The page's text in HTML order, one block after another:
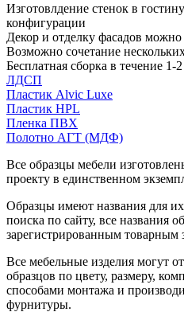
Изготовлдение стенок в
конфигурации
Декор и отделку фасадов
Возможно сочетание
Бесплатная сборка в течение 1-
ЛДСП
Пластик Alvic Luxe
Пластик HPL
Пленка ПВХ
Полотно АГТ (МДФ)
Все образцы мебели
проекту в единственном
Образцы имеют названия для
поиска по сайту, все названия
зарегистрированным товарным
Все мебельные изделия могут
образцов по цвету, размеру,
способами монтажа и
фурнитуры.